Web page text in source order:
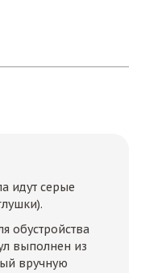
идут серые
обустройства
выполнен из
вручную